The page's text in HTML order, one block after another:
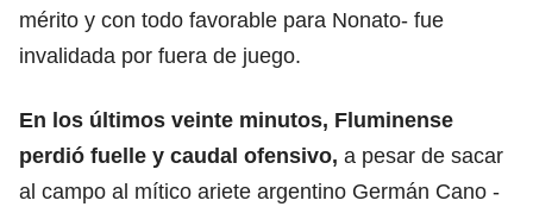
mérito y con todo favorable para Nonato- fue
invalidada por fuera de juego.
En los últimos veinte minutos, Fluminense
perdió fuelle y caudal ofensivo, a pesar de sacar
al campo al mítico ariete argentino Germán Cano -